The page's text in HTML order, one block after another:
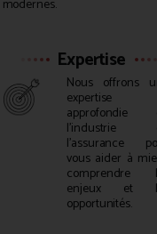
modernes.
Expertise
Nous offrons
expertise
approfondie
l’industrie
l’assurance
vous aider à
comprendre
enjeux et
opportunités.